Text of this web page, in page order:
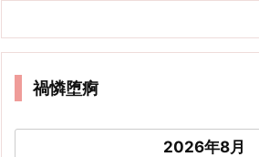
禍憐堕痾
2026年8月